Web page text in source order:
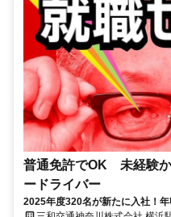
普通免許でOK 未経験
ードライバー
2025年度320名が新たに入社！年